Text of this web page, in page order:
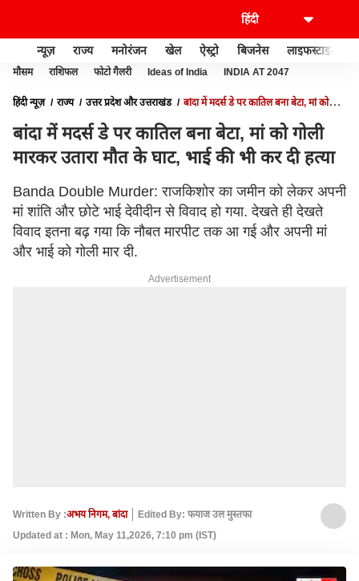
न्यूज़ राज्य मनोरंजन खेल ऐस्ट्रो बिजनेस लाइफस्टाइल
मौसम राशिफल फोटो गैलरी Ideas of India INDIA AT 2047
हिंदी न्यूज़ राज्य उत्तर प्रदेश और उत्तराखंड
बांदा में मदर्स डे पर कातिल बना बेटा, मां को
बांदा में मदर्स डे पर कातिल बना बेटा, मां को गोली
मारकर उतारा मौत के घाट, भाई की भी कर दी हत्या
Banda Double Murder: राजकिशोर का जमीन को लेकर अपनी
मां शांति और छोटे भाई देवीदीन से विवाद हो गया. देखते ही देखते
विवाद इतना बढ़ गया कि नौबत मारपीट तक आ गई और अपनी मां
और भाई को गोली मार दी.
Advertisement
Written By :अभय निगम, बांदा
Edited By: फयाज उल मुस्तफा
Updated at : Mon, May 11,2026, 7:10 pm (IST)